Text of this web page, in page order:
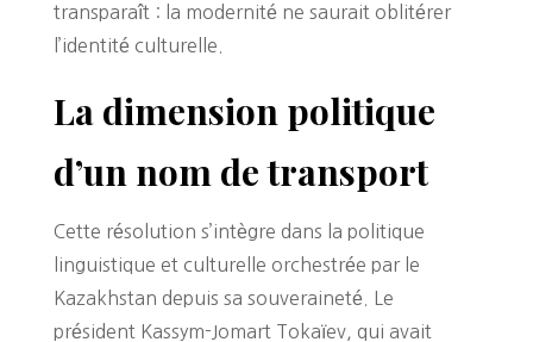
transparaît : la modernité ne saurait oblitérer
l’identité culturelle.
La dimension politique
d’un nom de transport
Cette résolution s’intègre dans la politique
linguistique et culturelle orchestrée par le
Kazakhstan depuis sa souveraineté. Le
président Kassym-Jomart Tokaïev, qui avait